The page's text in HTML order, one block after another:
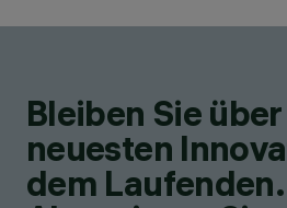
Bleiben Sie
neuesten
dem Laufenden.